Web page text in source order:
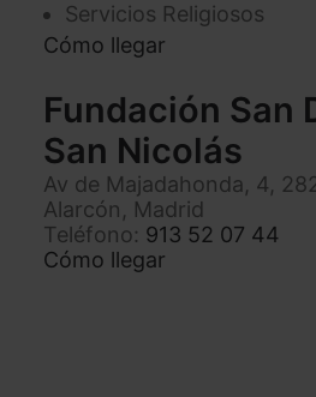
Servicios Religiosos
Cómo llegar
Fundación San
San Nicolás
Av de Majadahonda, 4,
Alarcón, Madrid
Teléfono: 913 52 07 44
Cómo llegar